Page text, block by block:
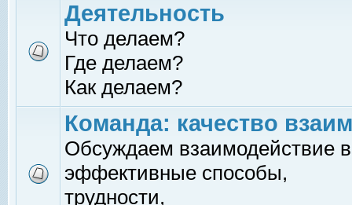
Деятельность
Что делаем?
Где делаем?
Как делаем?
Команда: качество
Обсуждаем взаимодействие
эффективные способы,
трудности,